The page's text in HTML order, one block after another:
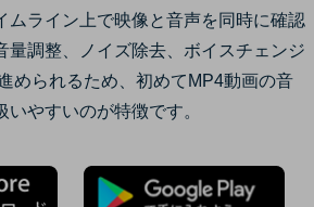
ムライン上で映像と音声を同時に確認
量調整、ノイズ除去、ボイスチェンジ
められるため、初めてMP4動画の音
やすいのが特徴です。